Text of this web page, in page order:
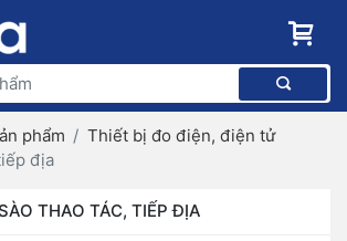
phẩm
Thiết bị đo điện, điện tử
địa
THAO TÁC, TIẾP ĐỊA